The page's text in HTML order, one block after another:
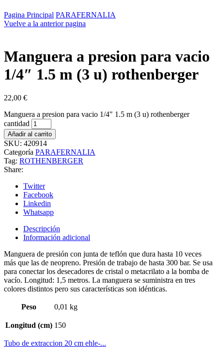
Pagina Principal PARAFERNALIA
Vuelve a la anterior pagina
Manguera a presion para vacio
1/4″ 1.5 m (3 u) rothenberger
22,00 €
Manguera a presion para vacio 1/4" 1.5 m (3 u) rothenberger
cantidad
Añadir al carrito
SKU: 420914
Categoría PARAFERNALIA
Tag: ROTHENBERGER
Share:
Twitter
Facebook
Linkedin
Whatsapp
Descripción
Información adicional
Manguera de presión con junta de teflón que dura hasta 10 veces
más que las de neopreno. Presión de trabajo de hasta 300 bar. Se usa
para conectar los desecadores de cristal o metacrilato a la bomba de
vacío. Longitud: 1,5 metros. La manguera se suministra en tres
colores distintos pero sus características son idénticas.
Peso 0,01 kg
Longitud (cm) 150
Tubo de extraccion 20 cm ehle-...